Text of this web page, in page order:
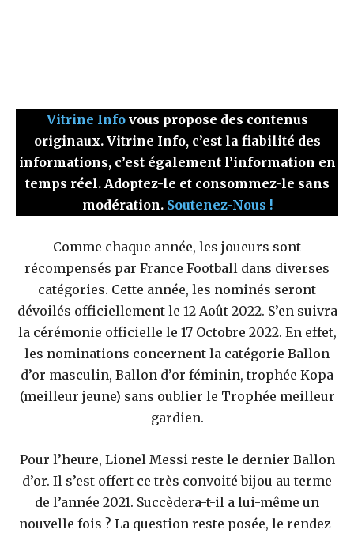
Vitrine Infovous propose des contenus
originaux. Vitrine Info, c’est la fiabilité des
informations, c’est également l’information en
temps réel. Adoptez-le et consommez-le sans
modération. Soutenez-Nous !
Comme chaque année, les joueurs sont
récompensés par France Football dans diverses
catégories. Cette année, les nominés seront
dévoilés officiellement le 12 Août 2022. S’en suivra
la cérémonie officielle le 17 Octobre 2022. En effet,
les nominations concernent la catégorie Ballon
d’or masculin, Ballon d’or féminin, trophée Kopa
(meilleur jeune) sans oublier le Trophée meilleur
gardien.
Pour l’heure, Lionel Messi reste le dernier Ballon
d’or. Il s’est offert ce très convoité bijou au terme
de l’année 2021. Succèdera-t-il a lui-même un
nouvelle fois ? La question reste posée, le rendez-